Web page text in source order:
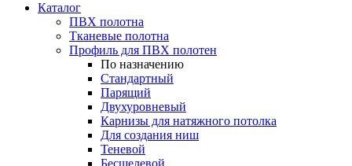
Каталог
ПВХ полотна
Тканевые полотна
Профиль для ПВХ полотен
По назначению
Стандартный
Парящий
Двухуровневый
Карнизы для натяжного потолка
Для создания ниш
Теневой
Бесщелевой